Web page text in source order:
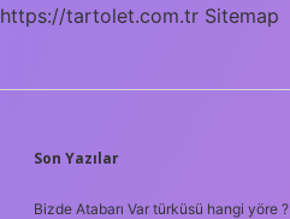
https://tartolet.com.tr Sitemap
SIDEBAR
Son Yazılar
Bizde Atabarı Var türküsü hangi yöre ?